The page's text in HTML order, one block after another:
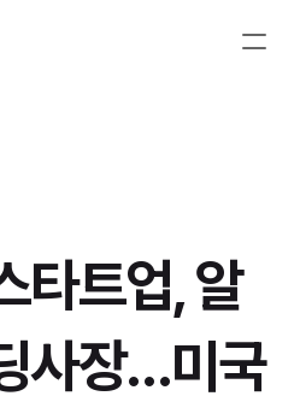
타트업, 알
사장…미국